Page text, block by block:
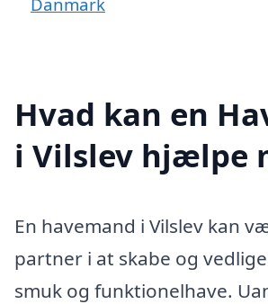
Hvad kan en
i Vilslev hjælpe
En havemand i Vilslev kan
partner i at skabe og
smuk og funktionelhave.